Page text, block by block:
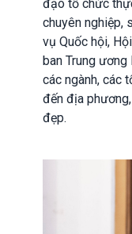
đạo tổ chức
chuyên nghiệp,
vụ Quốc hội,
ban Trung
các ngành, các
đến địa
đẹp.